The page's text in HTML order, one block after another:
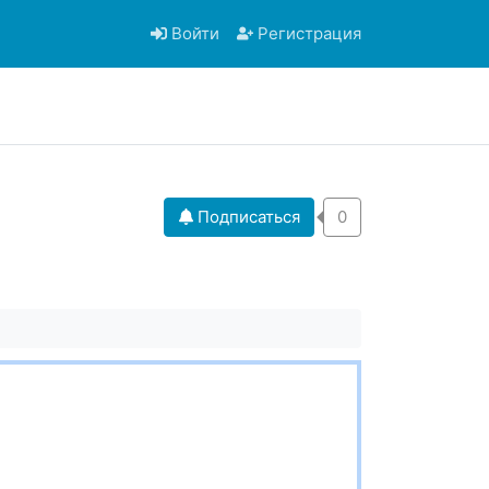
Войти Регистрация
Подписаться 0